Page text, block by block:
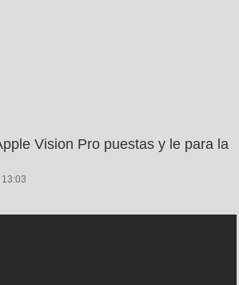
Vision Pro puestas y le para la